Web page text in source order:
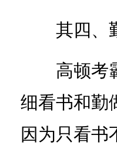
其四、
高顿考霸
细看书和勤
因为只看书